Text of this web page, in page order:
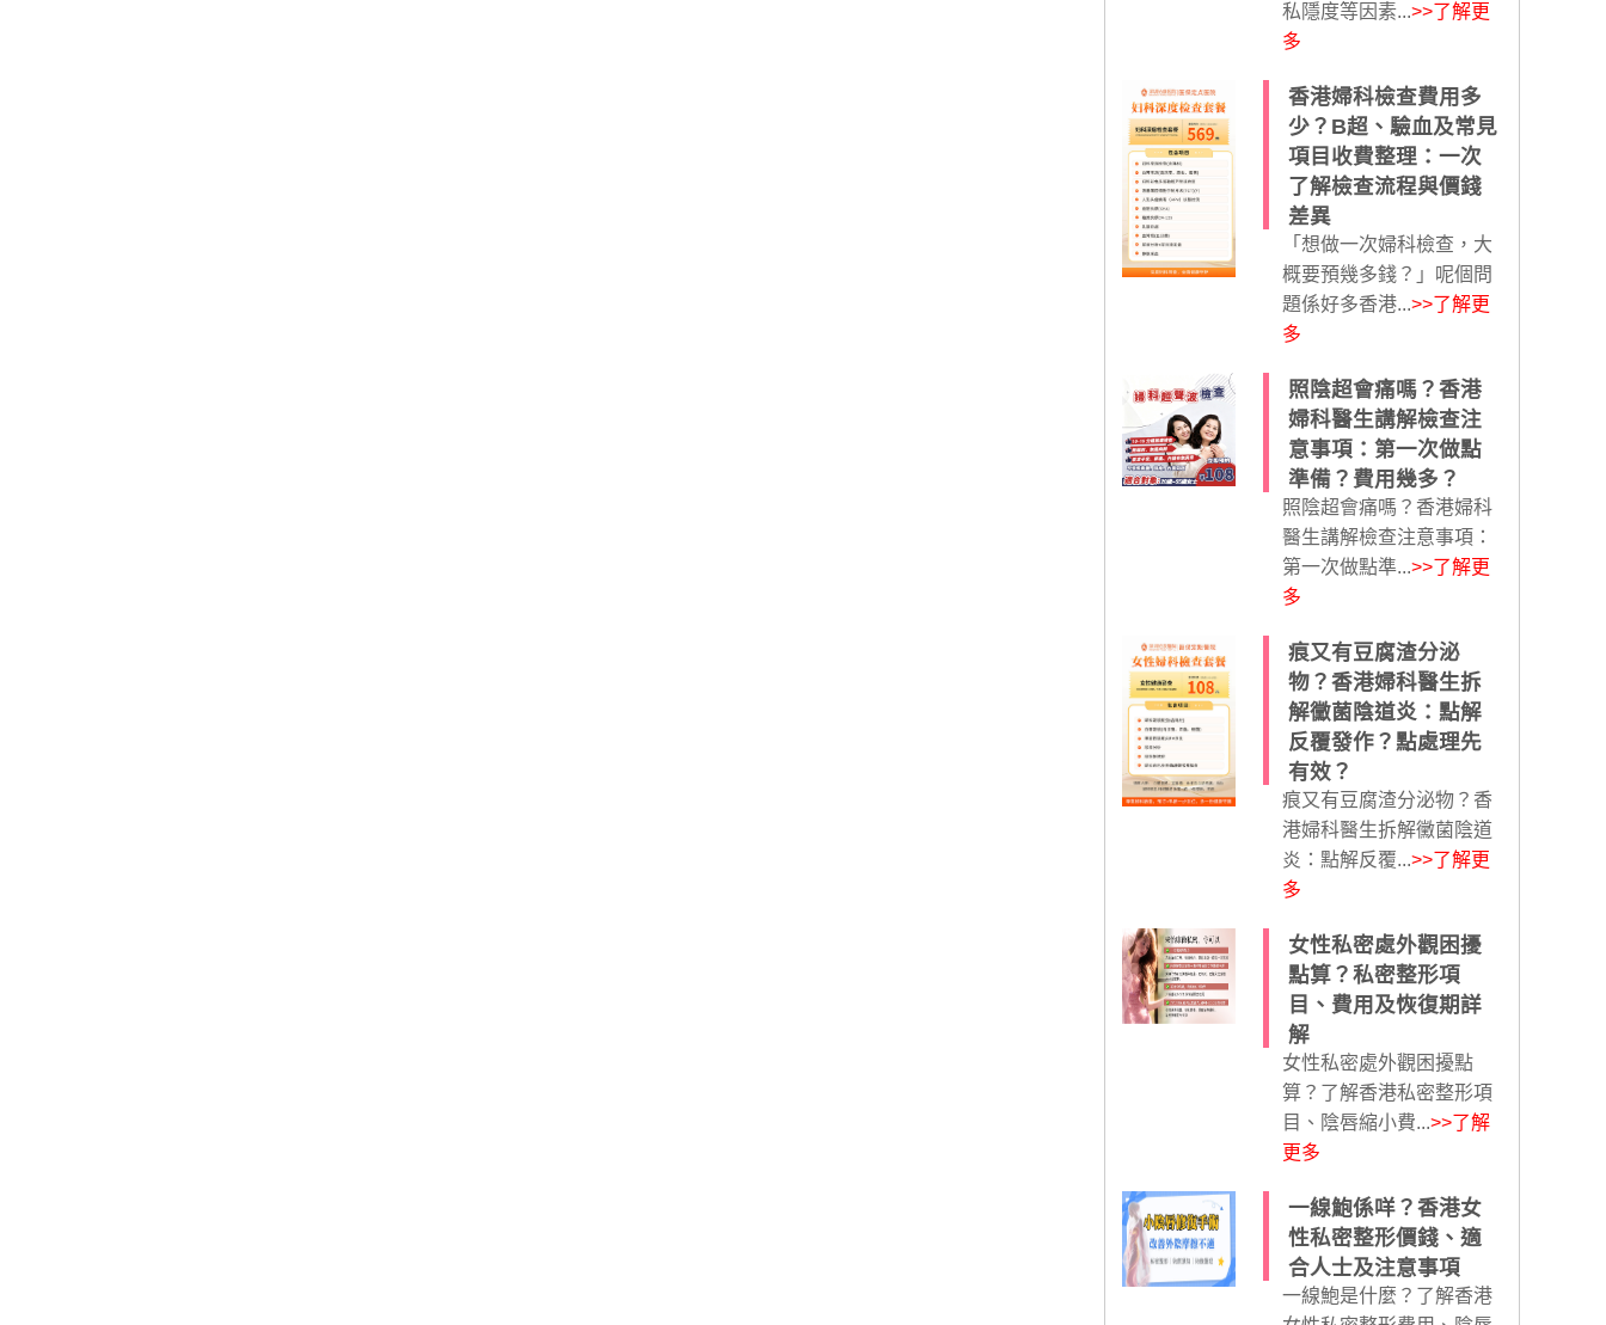
私隱度等因素...>>了解更
多
香港婦科檢查費用多
少？B超、驗血及常見
項目收費整理：一次
了解檢查流程與價錢
差異
「想做一次婦科檢查，大
概要預幾多錢？」呢個問
題係好多香港...>>了解更
多
照陰超會痛嗎？香港
婦科醫生講解檢查注
意事項：第一次做點
準備？費用幾多？
照陰超會痛嗎？香港婦科
醫生講解檢查注意事項：
第一次做點準...>>了解更
多
痕又有豆腐渣分泌
物？香港婦科醫生拆
解黴菌陰道炎：點解
反覆發作？點處理先
有效？
痕又有豆腐渣分泌物？香
港婦科醫生拆解黴菌陰道
炎：點解反覆...>>了解更
多
女性私密處外觀困擾
點算？私密整形項
目、費用及恢復期詳
解
女性私密處外觀困擾點
算？了解香港私密整形項
目、陰唇縮小費...>>了解
更多
一線鮑係咩？香港女
性私密整形價錢、適
合人士及注意事項
一線鮑是什麼？了解香港